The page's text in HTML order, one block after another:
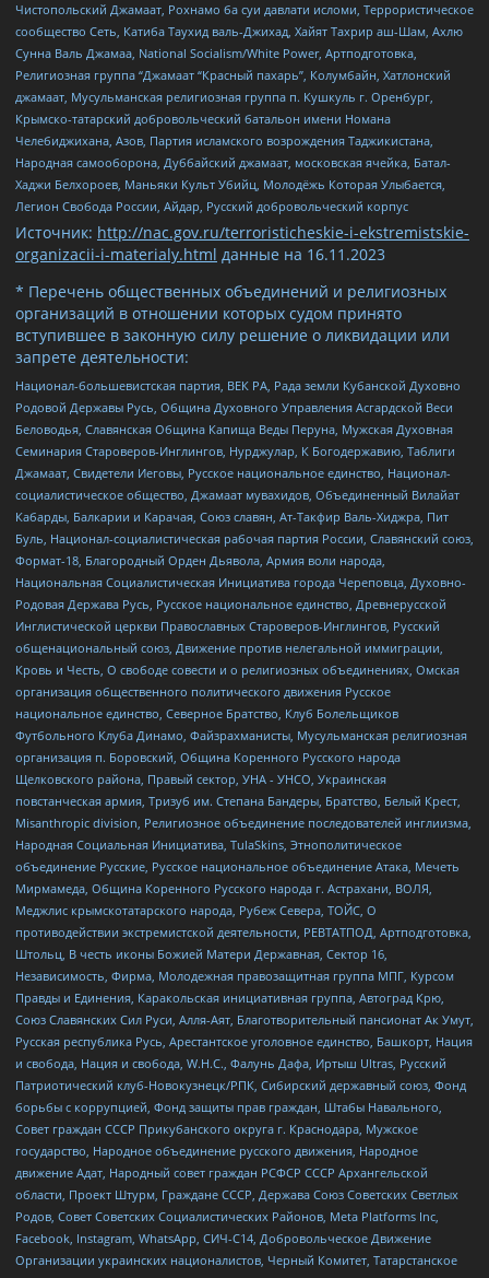
Чистопольский Джамаат, Рохнамо ба суи давлати исломи, Террористическое
сообщество Сеть, Катиба Таухид валь-Джихад, Хайят Тахрир аш-Шам, Ахлю
Сунна Валь Джамаа, National Socialism/White Power, Артподготовка,
Религиозная группа “Джамаат “Красный пахарь”, Колумбайн, Хатлонский
джамаат, Мусульманская религиозная группа п. Кушкуль г. Оренбург,
Крымско-татарский добровольческий батальон имени Номана
Челебиджихана, Азов, Партия исламского возрождения Таджикистана,
Народная самооборона, Дуббайский джамаат, московская ячейка, Батал-
Хаджи Белхороев, Маньяки Культ Убийц, Молодёжь Которая Улыбается,
Легион Свобода России, Айдар, Русский добровольческий корпус
Источник: http://nac.gov.ru/terroristicheskie-i-ekstremistskie-
organizacii-i-materialy.html данные на 16.11.2023
* Перечень общественных объединений и религиозных
организаций в отношении которых судом принято
вступившее в законную силу решение о ликвидации или
запрете деятельности:
Национал-большевистская партия, ВЕК РА, Рада земли Кубанской Духовно
Родовой Державы Русь, Община Духовного Управления Асгардской Веси
Беловодья, Славянская Община Капища Веды Перуна, Мужская Духовная
Семинария Староверов-Инглингов, Нурджулар, К Богодержавию, Таблиги
Джамаат, Свидетели Иеговы, Русское национальное единство, Национал-
социалистическое общество, Джамаат мувахидов, Объединенный Вилайат
Кабарды, Балкарии и Карачая, Союз славян, Ат-Такфир Валь-Хиджра, Пит
Буль, Национал-социалистическая рабочая партия России, Славянский союз,
Формат-18, Благородный Орден Дьявола, Армия воли народа,
Национальная Социалистическая Инициатива города Череповца, Духовно-
Родовая Держава Русь, Русское национальное единство, Древнерусской
Инглистической церкви Православных Староверов-Инглингов, Русский
общенациональный союз, Движение против нелегальной иммиграции,
Кровь и Честь, О свободе совести и о религиозных объединениях, Омская
организация общественного политического движения Русское
национальное единство, Северное Братство, Клуб Болельщиков
Футбольного Клуба Динамо, Файзрахманисты, Мусульманская религиозная
организация п. Боровский, Община Коренного Русского народа
Щелковского района, Правый сектор, УНА - УНСО, Украинская
повстанческая армия, Тризуб им. Степана Бандеры, Братство, Белый Крест,
Misanthropic division, Религиозное объединение последователей инглиизма,
Народная Социальная Инициатива, TulaSkins, Этнополитическое
объединение Русские, Русское национальное объединение Атака, Мечеть
Мирмамеда, Община Коренного Русского народа г. Астрахани, ВОЛЯ,
Меджлис крымскотатарского народа, Рубеж Севера, ТОЙС, О
противодействии экстремистской деятельности, РЕВТАТПОД, Артподготовка,
Штольц, В честь иконы Божией Матери Державная, Сектор 16,
Независимость, Фирма, Молодежная правозащитная группа МПГ, Курсом
Правды и Единения, Каракольская инициативная группа, Автоград Крю,
Союз Славянских Сил Руси, Алля-Аят, Благотворительный пансионат Ак Умут,
Русская республика Русь, Арестантское уголовное единство, Башкорт, Нация
и свобода, Нация и свобода, W.H.С., Фалунь Дафа, Иртыш Ultras, Русский
Патриотический клуб-Новокузнецк/РПК, Сибирский державный союз, Фонд
борьбы с коррупцией, Фонд защиты прав граждан, Штабы Навального,
Совет граждан СССР Прикубанского округа г. Краснодара, Мужское
государство, Народное объединение русского движения, Народное
движение Адат, Народный совет граждан РСФСР СССР Архангельской
области, Проект Штурм, Граждане СССР, Держава Союз Советских Светлых
Родов, Совет Советских Социалистических Районов, Meta Platforms Inc,
Facebook, Instagram, WhatsApp, СИЧ-С14, Добровольческое Движение
Организации украинских националистов, Черный Комитет, Татарстанское